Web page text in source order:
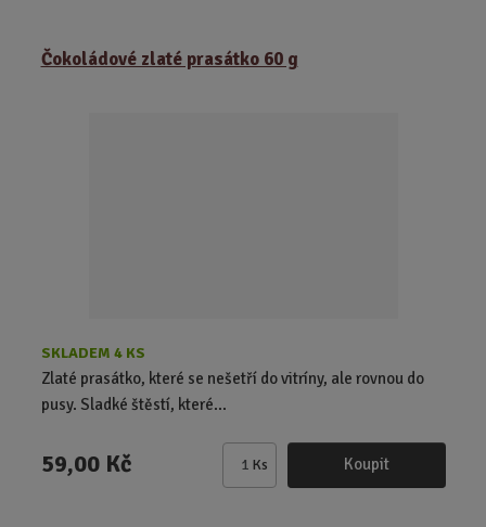
n
Čokoládové zlaté prasátko 60 g
SKLADEM 4 KS
Zlaté prasátko, které se nešetří do vitríny, ale rovnou do
pusy. Sladké štěstí, které...
59,00 Kč
Z
Ks Koupit